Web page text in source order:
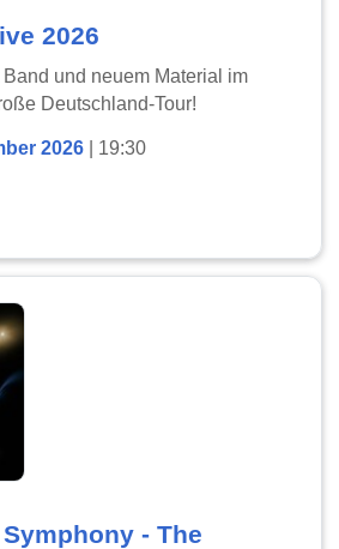
2026
und neuem Material im
Deutschland-Tour!
2026 | 19:30
- The